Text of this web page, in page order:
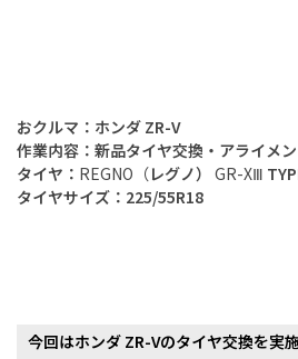
おクルマ：ホンダ ZR-V
作業内容：新品タイヤ交換・アライメ
タイヤ： REGNO（レグノ） GR-XⅢ
タイヤサイズ：225/55R18
今回はホンダ ZR-Vのタイヤ交換を実